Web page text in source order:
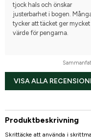
tjock hals och önskar
justerbarhet i bogen.
tycker att täcket ger mycket
värde för pengarna.
VISA ALLA
Produktbeskrivning
Skrittäcke att använda i